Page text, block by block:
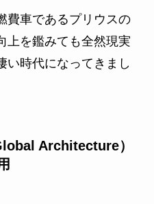
費車であるプリウスの
上を鑑みても全然現実
い時代になってきまし
Architecture）